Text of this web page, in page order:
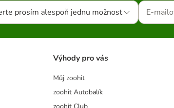
prosím alespoň jednu možnost
Výhody pro vás
Můj zoohit
zoohit Autobalík